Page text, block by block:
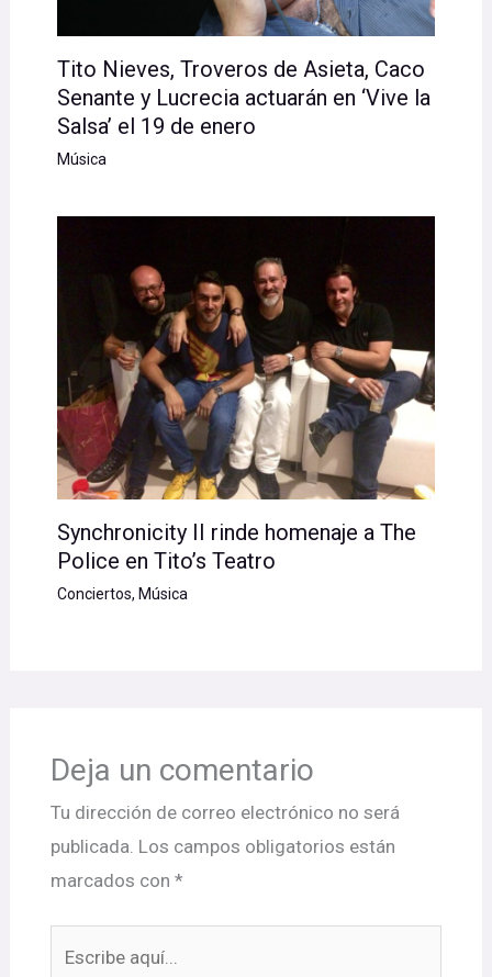
Tito Nieves, Troveros de Asieta, Caco
Senante y Lucrecia actuarán en ‘Vive la
Salsa’ el 19 de enero
Música
Synchronicity II rinde homenaje a The
Police en Tito’s Teatro
Conciertos, Música
Deja un comentario
Tu dirección de correo electrónico no será
publicada. Los campos obligatorios están
marcados con *